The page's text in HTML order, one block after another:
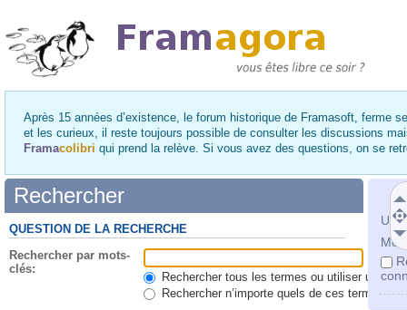
Après 15 années d’existence, le forum historique de Framasoft, ferme
et les curieux, il reste toujours possible de consulter les discussions
Framacolibri qui prend la relève. Si vous avez des questions, on se
Mot
Rechercher
QUESTION DE LA RECHERCHE
Rechercher par mots-
clés:
Rechercher tous les termes ou utiliser une
Rechercher n’importe quels de ces termes